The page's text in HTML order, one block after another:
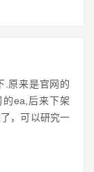
.原来是官网的
ea,后来下架
，可以研究一